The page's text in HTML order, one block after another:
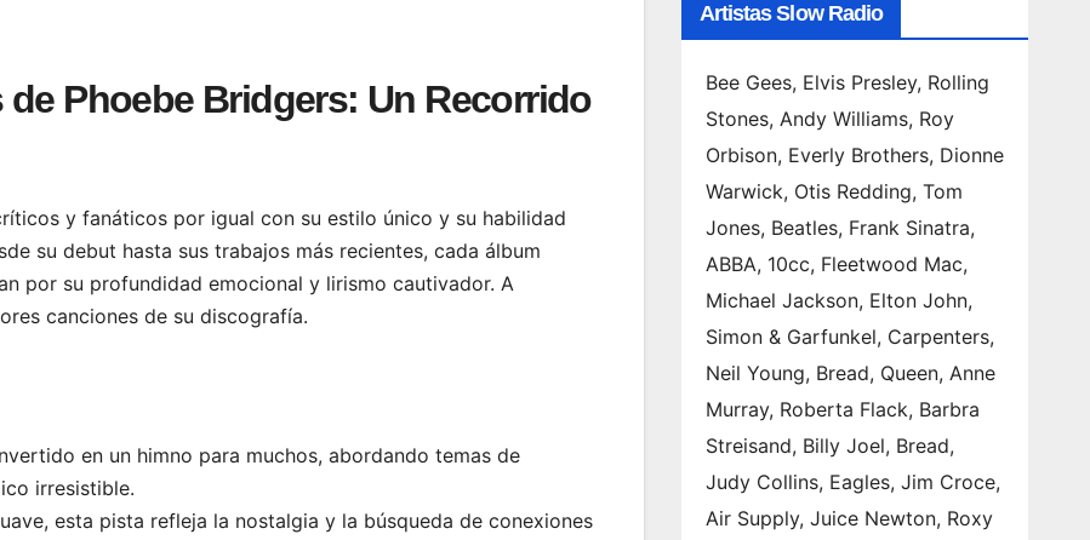
Phoebe Bridgers: Un Recorrido
y fanáticos por igual con su estilo único y su habilidad
su debut hasta sus trabajos más recientes, cada álbum
por su profundidad emocional y lirismo cautivador. A
canciones de su discografía.
en un himno para muchos, abordando temas de
irresistible.
esta pista refleja la nostalgia y la búsqueda de conexiones
Artistas Slow Radio
Bee Gees, Elvis Presley, Rolling
Stones, Andy Williams, Roy
Orbison, Everly Brothers, Dionne
Warwick, Otis Redding, Tom
Jones, Beatles, Frank Sinatra,
ABBA, 10cc, Fleetwood Mac,
Michael Jackson, Elton John,
Simon & Garfunkel, Carpenters,
Neil Young, Bread, Queen, Anne
Murray, Roberta Flack, Barbra
Streisand, Billy Joel, Bread,
Judy Collins, Eagles, Jim Croce,
Air Supply, Juice Newton, Roxy